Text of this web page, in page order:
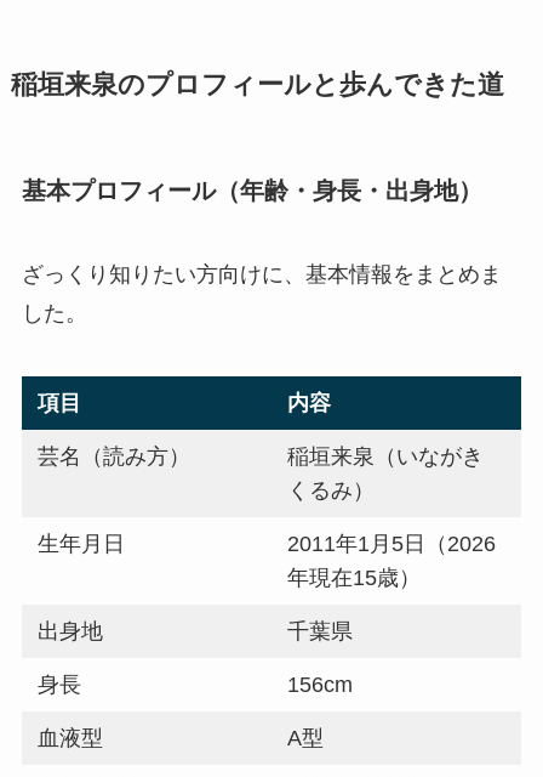
稲垣来泉のプロフィールと歩んできた道
基本プロフィール（年齢・身長・出身地）
ざっくり知りたい方向けに、基本情報をまとめま
した。
項目 内容
芸名（読み方）
稲垣来泉（いながき
くるみ）
生年月日
2011年1月5日（2026
年現在15歳）
出身地 千葉県
身長 156cm
血液型 A型